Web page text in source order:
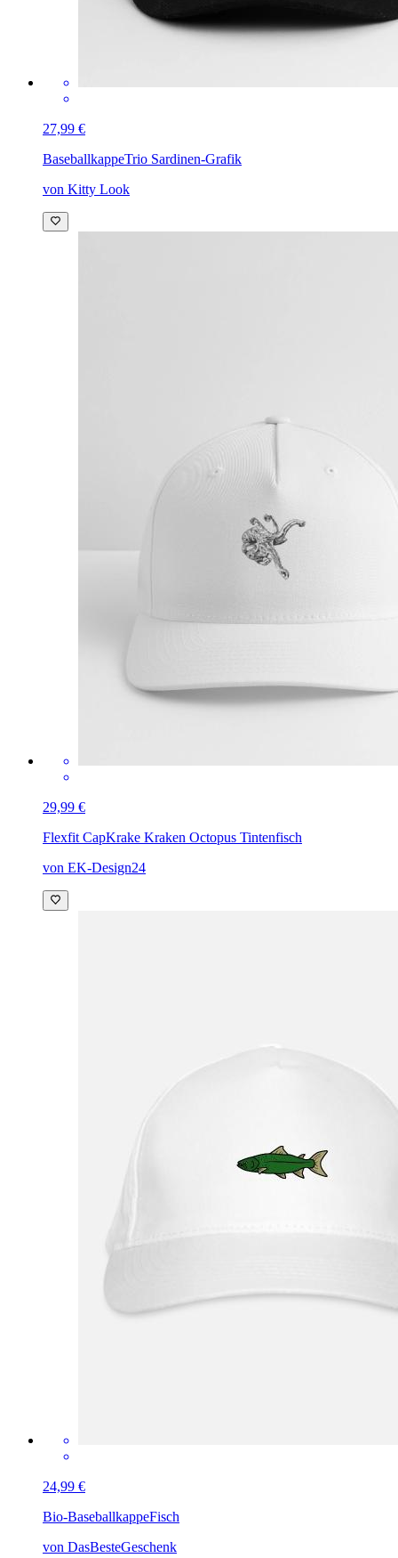
27,99 €
BaseballkappeTrio Sardinen-Grafik
von Kitty Look
29,99 €
Flexfit CapKrake Kraken Octopus Tintenfisch
von EK-Design24
24,99 €
Bio-BaseballkappeFisch
von DasBesteGeschenk